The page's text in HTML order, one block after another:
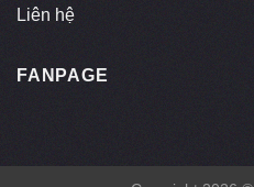
Liên hệ
FANPAGE